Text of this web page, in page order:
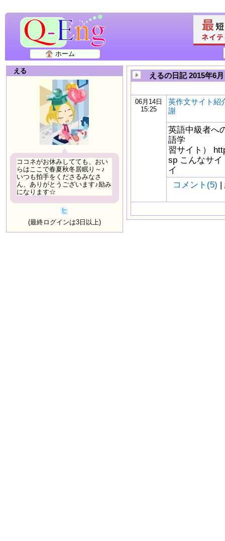
ホーム
える
ココネがお休みしてても、おい
らはここで春夏秋冬居眠り～♪
いつも拍手をくださるみなさ
ん、ありがとうございます♪励み
になります☆
(最終ログインは3日以上)
えるの日記 2015年6月
06月14日
15:25
英作文サイト紹
謝
英語中級者へ
語学
習サイト）
sp こんなサ
イ
コメント(5) |